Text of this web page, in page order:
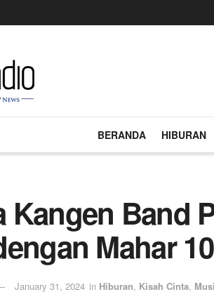
BERANDA HIBURAN
Kangen Band
Mahar
January 31, 2024 in Hiburan, Kisah Cinta,